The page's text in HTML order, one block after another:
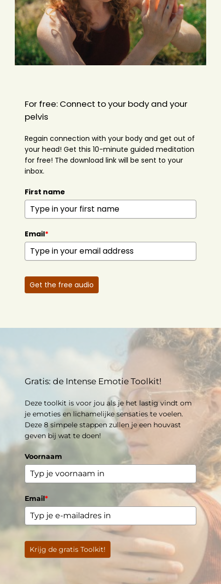
For free: Connect to your body and your
pelvis
Regain connection with your body and get out of
your head! Get this 10-minute guided meditation
for free! The download link will be sent to your
inbox.
First name
Email*
Get the free audio
Gratis: de Intense Emotie Toolkit!
Deze toolkit is voor jou als je het lastig vindt om
je emoties en lichamelijke sensaties te voelen.
Deze 8 simpele stappen zullen je een houvast
geven bij wat te doen!
Voornaam
Email*
Krijg de gratis Toolkit!